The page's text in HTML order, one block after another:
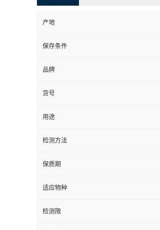
产地
保存条件
品牌
货号
用途
检测方法
保质期
适应物种
检测限